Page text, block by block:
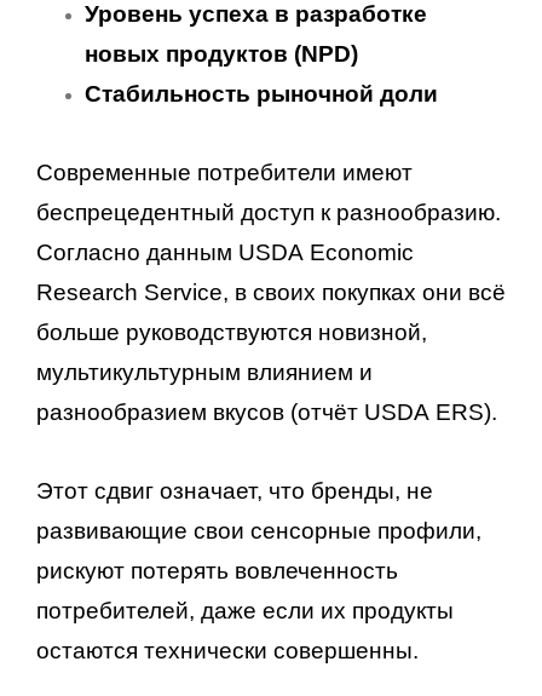
Уровень успеха в разработке
новых продуктов (NPD)
Стабильность рыночной доли
Современные потребители имеют
беспрецедентный доступ к разнообразию.
Согласно данным USDA Economic
Research Service, в своих покупках они всё
больше руководствуются новизной,
мультикультурным влиянием и
разнообразием вкусов (отчёт USDA ERS).
Этот сдвиг означает, что бренды, не
развивающие свои сенсорные профили,
рискуют потерять вовлеченность
потребителей, даже если их продукты
остаются технически совершенны.